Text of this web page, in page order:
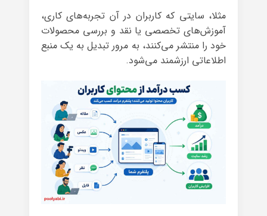
مثلا، سایتی که کاربران در آن تجربه‌های کاری،
آموزش‌های تخصصی یا نقد و بررسی محصولات
خود را منتشر می‌کنند، به مرور تبدیل به یک منبع
اطلاعاتی ارزشمند می‌شود.